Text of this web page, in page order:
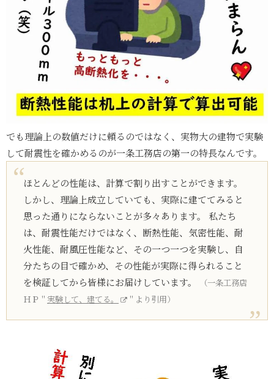
でも理論上の数値だけに頼るのではなく、実物大の建物で実験
して耐震性を確かめるのが一条工務店の第一の特長なんです。
ほとんどの性能は、計算で割り出すことができます。
しかし、理論上成立していても、実際に建ててみると
思った通りにならないことが多々あります。 私たち
は、耐震性能だけではなく、断熱性能、気密性能、耐
火性能、耐風圧性能など、その一つ一つを実験し、自
分たちの目で確かめ、その性能が実際に得られること
を検証してから皆様にお届けしています。
（一条工務店
ＨＰ＂ 実験して、建てる。 ＂より引用）